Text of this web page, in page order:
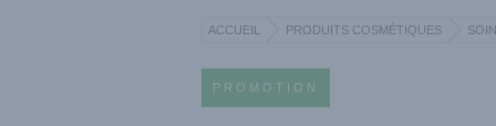
ACCUEIL PRODUITS COSMÉTIQUES
PROMOTION